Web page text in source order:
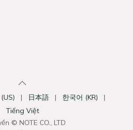
© NOTE CO., LTD
| 日本語 | 한국어 (KR)
|
Tiếng Việt